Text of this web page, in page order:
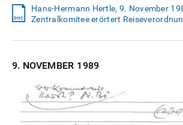
Hans-Hermann Hertle, 9. November
Zentralkomitee erörtert
9. NOVEMBER 1989